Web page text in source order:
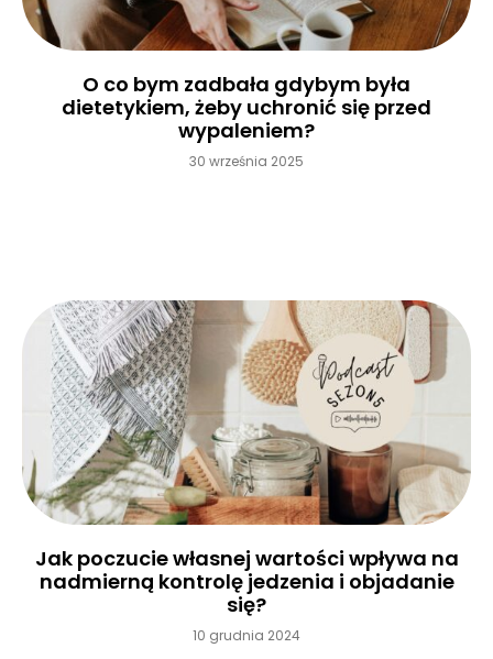
O co bym zadbała gdybym była
dietetykiem, żeby uchronić się przed
wypaleniem?
30 września 2025
Jak poczucie własnej wartości wpływa na
nadmierną kontrolę jedzenia i objadanie
się?
10 grudnia 2024